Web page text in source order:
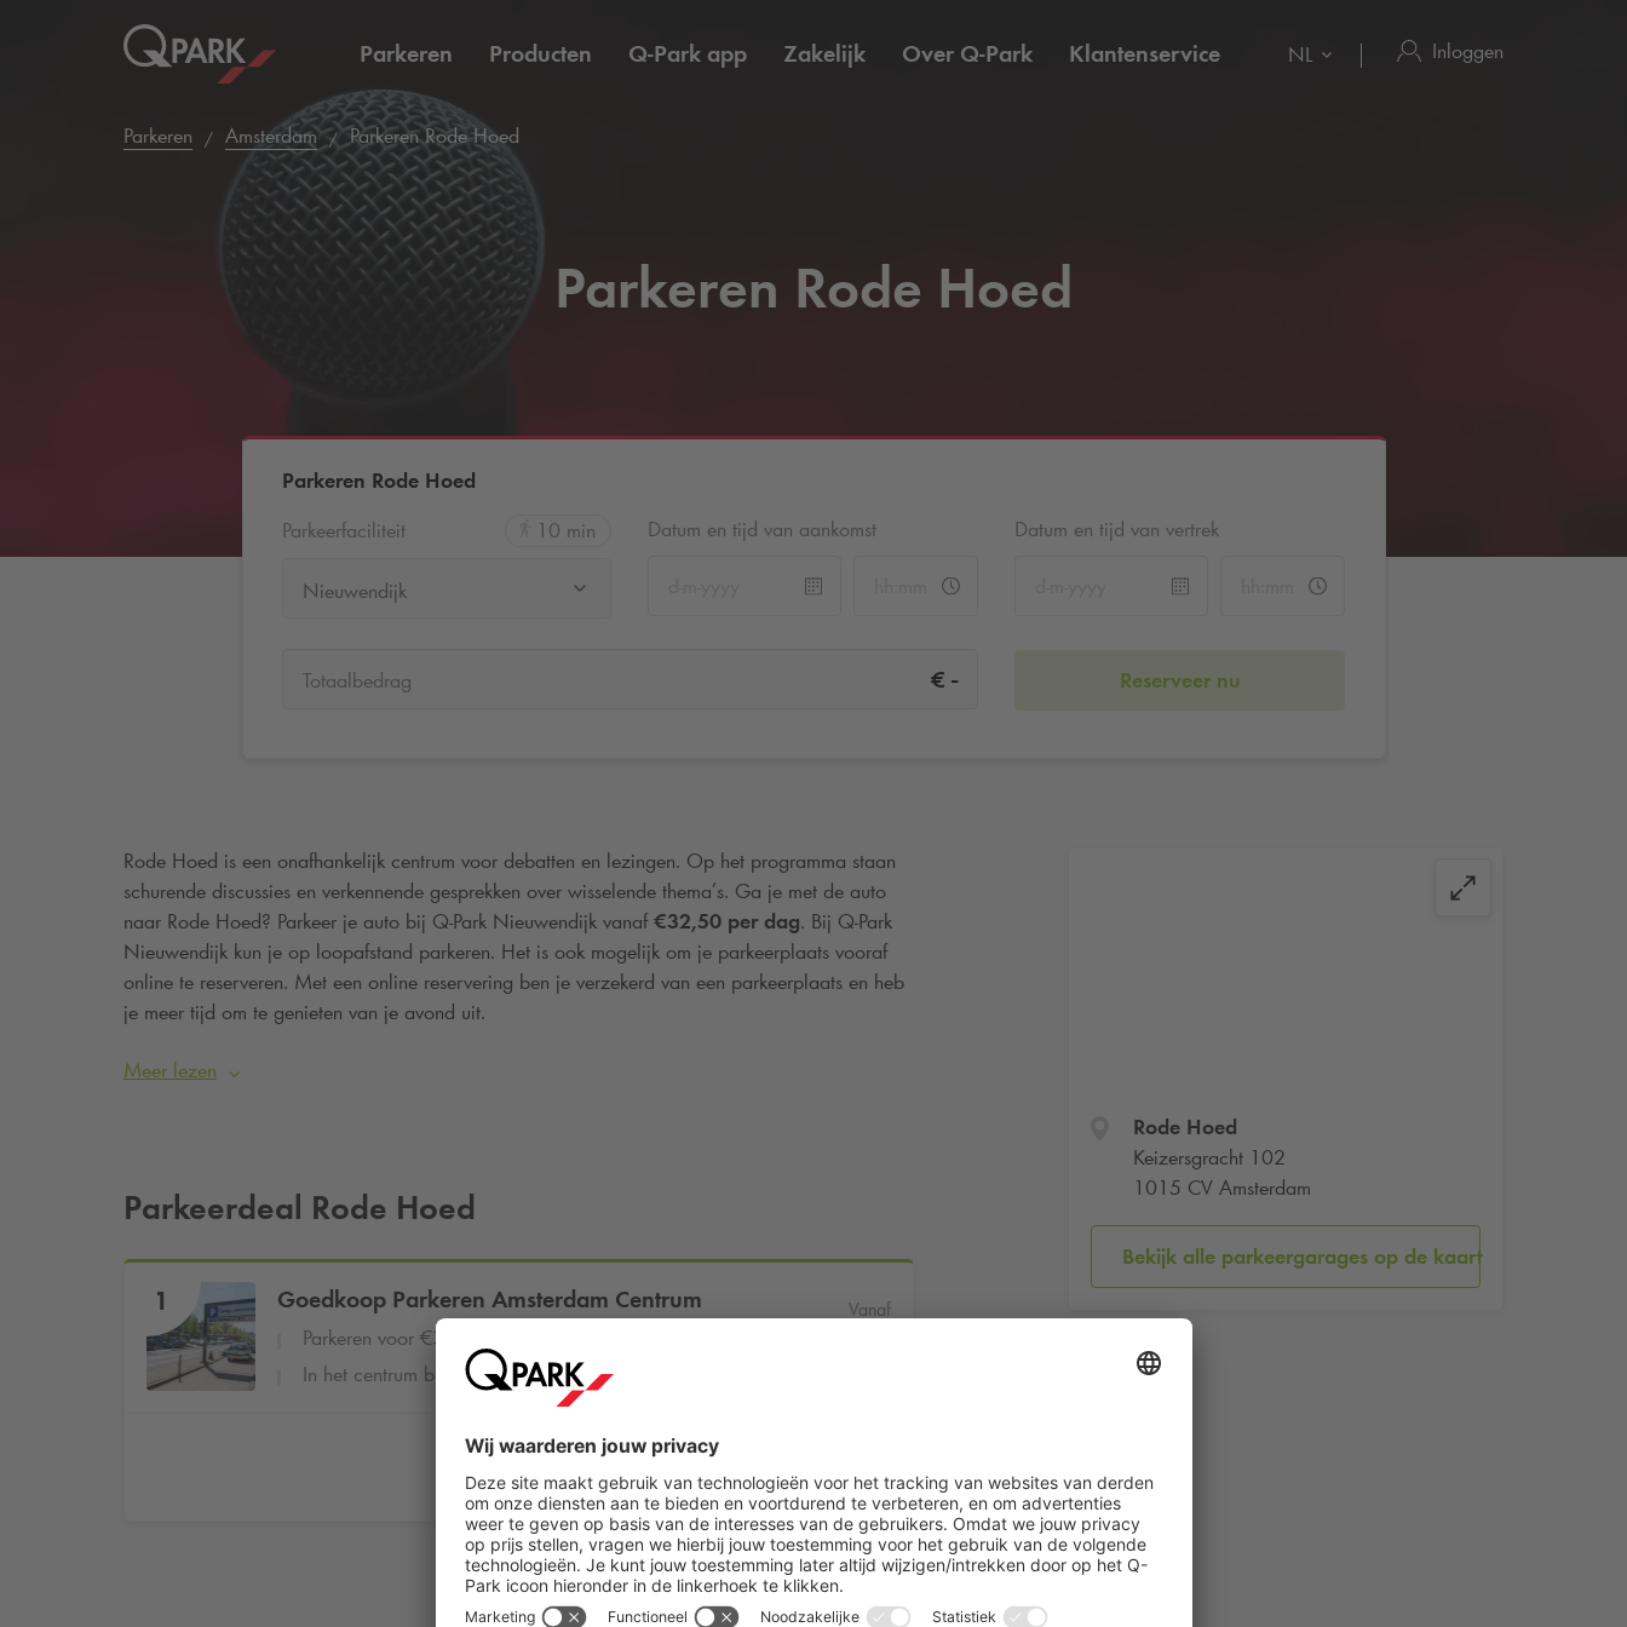
Parkeren Producten Q-Park app Zakelijk Over Q-Park Klantenservice NL Inloggen
Parkeren Amsterdam Parkeren Rode Hoed
Parkeren Rode Hoed
Parkeren Rode Hoed
Parkeerfaciliteit
10 min
Nieuwendijk
Datum en tijd van aankomst Datum en tijd van vertrek
Totaalbedrag € - Reserveer nu
Rode Hoed
Keizersgracht 102
1015 CV Amsterdam
Bekijk alle parkeergarages op de kaart
Rode Hoed is een onafhankelijk centrum voor debatten en lezingen. Op het programma staan
schurende discussies en verkennende gesprekken over wisselende thema’s. Ga je met de auto
naar Rode Hoed? Parkeer je auto bij Q-Park Nieuwendijk vanaf€32,50 per dag. Bij Q-Park
Nieuwendijk kun je op loopafstand parkeren. Het is ook mogelijk om je parkeerplaats vooraf
online te reserveren. Met een online reservering ben je verzekerd van een parkeerplaats en heb
je meer tijd om te genieten van je avond uit.
Meer lezen
Parkeerdeal Rode Hoed
1 Goedkoop Parkeren Amsterdam Centrum
Parkeren voor €32,50 per dag
In het centrum bij de Kalverstraat
Vanaf
Meer informatie